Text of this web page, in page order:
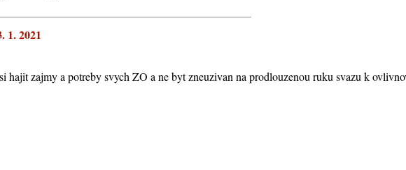
1. 2021
hajit zajmy a potreby svych ZO a ne byt zneuzivan na prodlouzenou ruku svazu k